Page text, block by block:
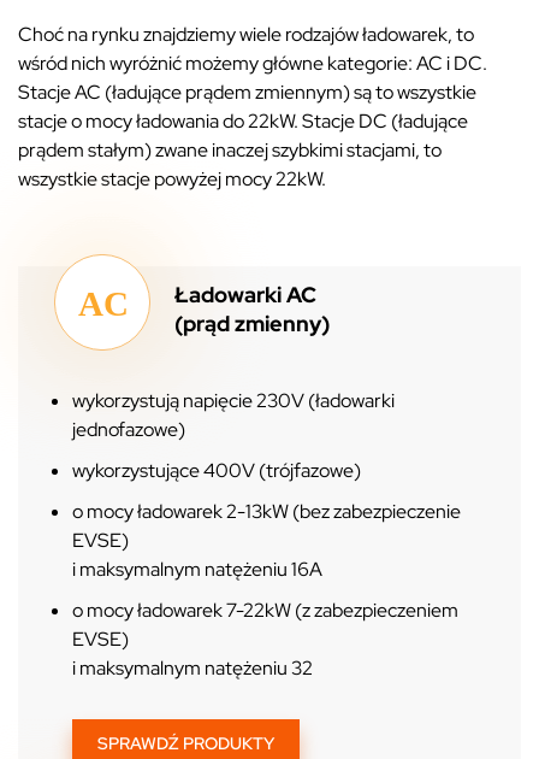
Choć na rynku znajdziemy wiele rodzajów ładowarek, to
wśród nich wyróżnić możemy główne kategorie: AC i DC.
Stacje AC (ładujące prądem zmiennym) są to wszystkie
stacje o mocy ładowania do 22kW. Stacje DC (ładujące
prądem stałym) zwane inaczej szybkimi stacjami, to
wszystkie stacje powyżej mocy 22kW.
Ładowarki AC
(prąd zmienny)
wykorzystują napięcie 230V (ładowarki
jednofazowe)
wykorzystujące 400V (trójfazowe)
o mocy ładowarek 2-13kW (bez zabezpieczenie
EVSE)
i maksymalnym natężeniu 16A
o mocy ładowarek 7-22kW (z zabezpieczeniem
EVSE)
i maksymalnym natężeniu 32
SPRAWDŹ PRODUKTY